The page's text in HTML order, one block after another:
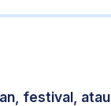
festival, atau